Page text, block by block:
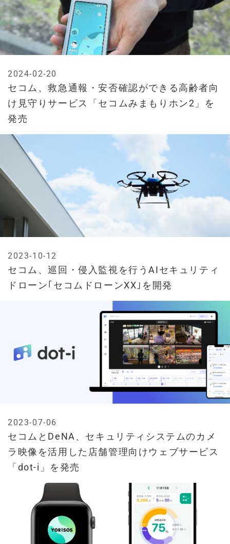
セコム、救急通報・安否確認ができる高齢者向
け見守りサービス「セコムみまもりホン2」を
発売
2024-02-20
セコム、巡回・侵入監視を行うAIセキュリティ
ドローン｢セコムドローンXX｣を開発
2023-10-12
セコムとDeNA、セキュリティシステムのカメ
ラ映像を活用した店舗管理向けウェブサービス
「dot-i」を発売
2023-07-06